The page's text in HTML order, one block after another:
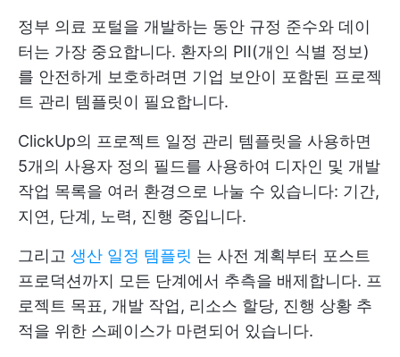
정부 의료 포털을 개발하는 동안 규정 준수와 데이
터는 가장 중요합니다. 환자의 PII(개인 식별 정보)
를 안전하게 보호하려면 기업 보안이 포함된 프로젝
트 관리 템플릿이 필요합니다.
ClickUp의 프로젝트 일정 관리 템플릿을 사용하면
5개의 사용자 정의 필드를 사용하여 디자인 및 개발
작업 목록을 여러 환경으로 나눌 수 있습니다: 기간,
지연, 단계, 노력, 진행 중입니다.
그리고 생산 일정 템플릿 는 사전 계획부터 포스트
프로덕션까지 모든 단계에서 추측을 배제합니다. 프
로젝트 목표, 개발 작업, 리소스 할당, 진행 상황 추
적을 위한 스페이스가 마련되어 있습니다.